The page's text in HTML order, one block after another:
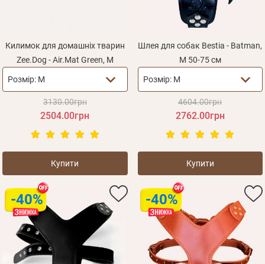
Килимок для домашніх тварин
Zee.Dog - Air.Mat Green, M
Розмір: M
3130.00грн
2504.00грн
Купити
Шлея для собак Bestia - Batman,
M 50-75 см
Розмір: M
4604.00грн
2762.00грн
Купити
-40% -40%